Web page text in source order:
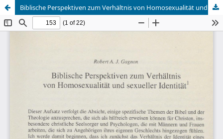
Biblische Perspektiven zum Verhältnis von Homosexualität und sexueller Identität